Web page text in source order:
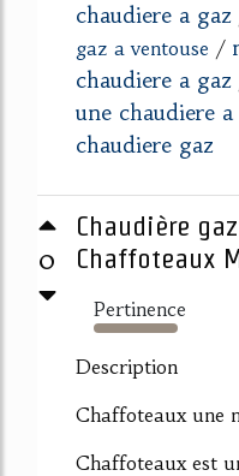
chaudiere a gaz
gaz a ventouse /
chaudiere a gaz
une chaudiere a
chaudiere gaz
0
Chaudière
Chaffoteaux
Pertinence
909%
Description
Chaffoteaux une
Chaffoteaux est